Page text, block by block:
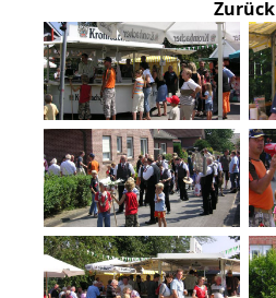
Zurück